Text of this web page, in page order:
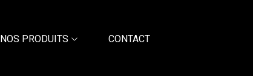
NOS PRODUITS CONTACT